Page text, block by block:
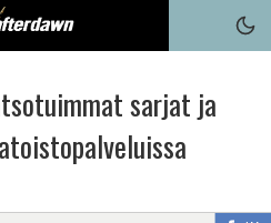
sarjat ja